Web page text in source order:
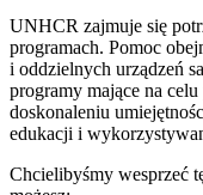
UNHCR zajmuje się
programach. Pomoc
i oddzielnych urządzeń
programy mające na
doskonaleniu
edukacji i
Chcielibyśmy wesprzeć